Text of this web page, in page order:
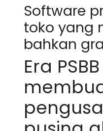
Software
toko yang
bahkan
Era